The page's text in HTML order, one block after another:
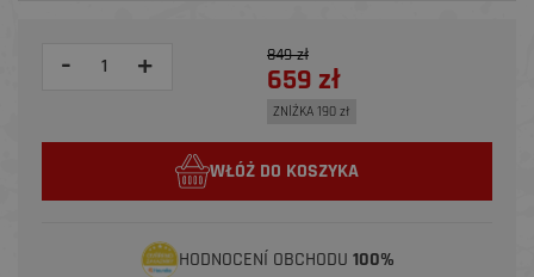
- + 849 zł
659 zł
ZNİŻKA 190 zł
WŁÓŻ DO KOSZYKA
HODNOCENÍ OBCHODU 100%